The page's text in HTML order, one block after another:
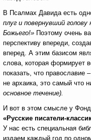
В Псалмах Давида есть
плуг и повернувший
Божьего!» Поэтому очень
перспективу впереди,
вперед. А этим базисом
слова, которая формирует
показать, что православие
не архаика, это самый что
основное течение).
И вот в этом смысле у
«Русские писатели-
У нас есть специальная
издаем каждый год по